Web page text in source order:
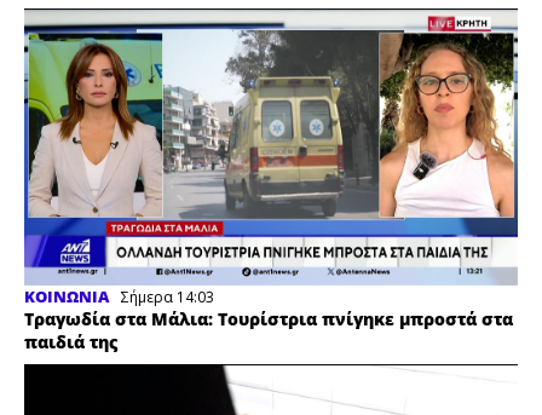
ΚΟΙΝΩΝΙΑ Σήμερα 14:03
Τραγωδία στα Μάλια: Τουρίστρια πνίγηκε μπροστά στα
παιδιά της